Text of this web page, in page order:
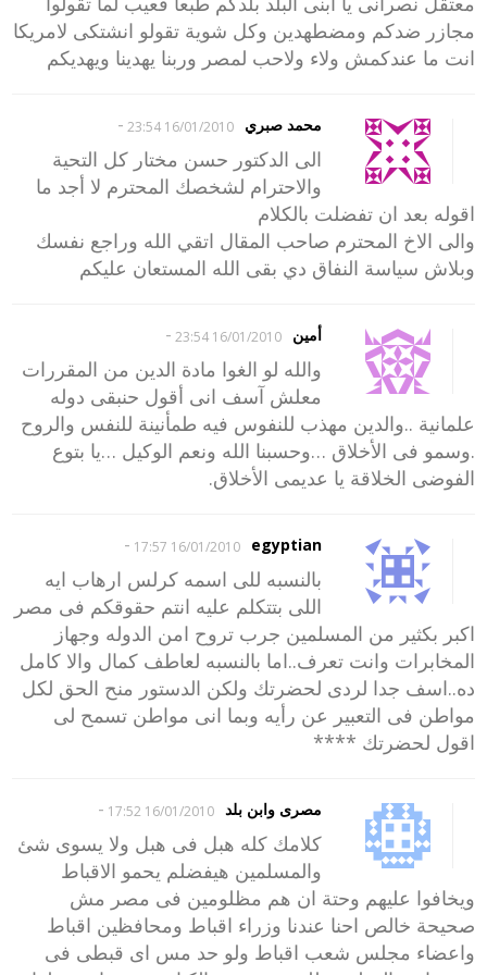
مجازر ضدكم ومضطهدين وكل شوية تقولو انشتكى لامريكا
انت ما عندكمش ولاء ولاحب لمصر وربنا يهدينا ويهديكم
محمد صبري 16/01/2010 23:54
-
الى الدكتور حسن مختار كل التحية
والاحترام لشخصك المحترم لا أجد ما
اقوله بعد ان تفضلت بالكلام
والى الاخ المحترم صاحب المقال اتقي الله وراجع نفسك
وبلاش سياسة النفاق دي بقى الله المستعان عليكم
أمين 16/01/2010 23:54
-
والله لو الغوا مادة الدين من المقررات
معلش آسف انى أقول حنبقى دوله
علمانية ..والدين مهذب للنفوس فيه طمأنينة للنفس والروح
.وسمو فى الأخلاق …وحسبنا الله ونعم الوكيل …يا بتوع
الفوضى الخلاقة يا عديمى الأخلاق.
egyptian
16/01/2010 17:57
-
بالنسبه للى اسمه كرلس ارهاب ايه
اللى بتتكلم عليه انتم حقوقكم فى مصر
اكبر بكثير من المسلمين جرب تروح امن الدوله وجهاز
المخابرات وانت تعرف..اما بالنسبه لعاطف كمال والا كامل
ده..اسف جدا لردى لحضرتك ولكن الدستور منح الحق لكل
مواطن فى التعبير عن رأيه وبما انى مواطن تسمح لى
اقول لحضرتك ****
مصرى وابن بلد 16/01/2010 17:52
-
كلامك كله هبل فى هبل ولا يسوى شئ
والمسلمين هيفضلم يحمو الاقباط
ويخافوا عليهم وحتة ان هم مظلومين فى مصر مش
صحيحة خالص احنا عندنا وزراء اقباط ومحافظين اقباط
واعضاء مجلس شعب اقباط ولو حد مس اى قبطى فى